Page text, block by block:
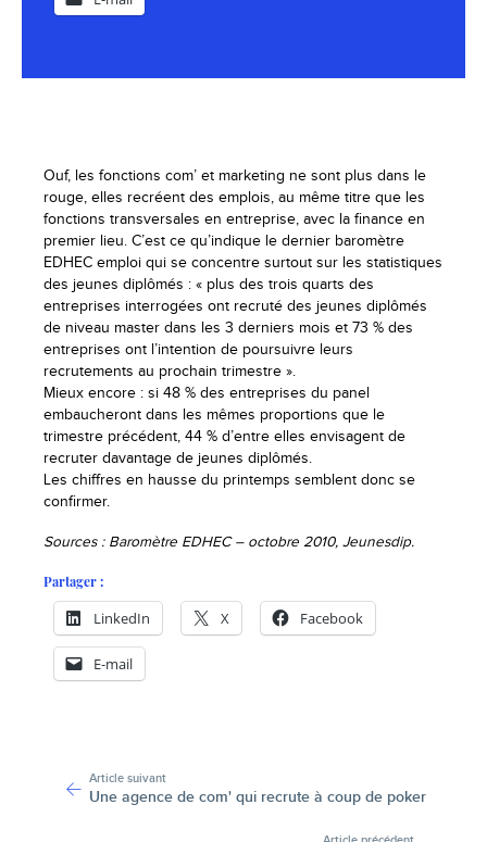
Ouf, les fonctions com’ et marketing ne sont plus dans le
rouge, elles recréent des emplois, au même titre que les
fonctions transversales en entreprise, avec la finance en
premier lieu. C’est ce qu’indique le dernier baromètre
EDHEC emploi qui se concentre surtout sur les statistiques
des jeunes diplômés : « plus des trois quarts des
entreprises interrogées ont recruté des jeunes diplômés
de niveau master dans les 3 derniers mois et 73 % des
entreprises ont l’intention de poursuivre leurs
recrutements au prochain trimestre ».
Mieux encore : si 48 % des entreprises du panel
embaucheront dans les mêmes proportions que le
trimestre précédent, 44 % d’entre elles envisagent de
recruter davantage de jeunes diplômés.
Les chiffres en hausse du printemps semblent donc se
confirmer.
Sources : Baromètre EDHEC – octobre 2010, Jeunesdip.
Partager :
LinkedIn X Facebook
E-mail
Article suivant
Une agence de com' qui recrute à coup de poker